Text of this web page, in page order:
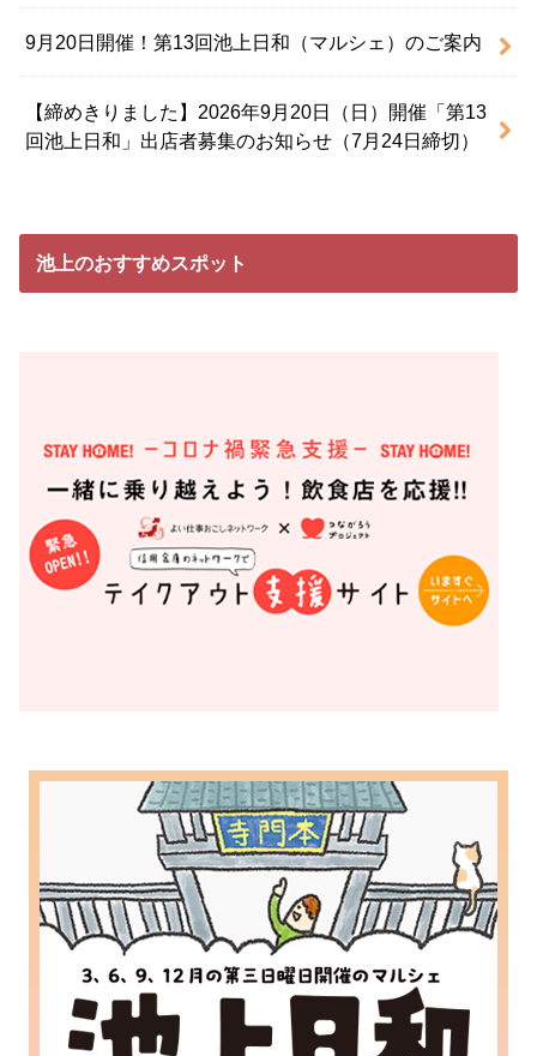
9月20日開催！第13回池上日和（マルシェ）のご案内
【締めきりました】2026年9月20日（日）開催「第13
回池上日和」出店者募集のお知らせ（7月24日締切）
池上のおすすめスポット